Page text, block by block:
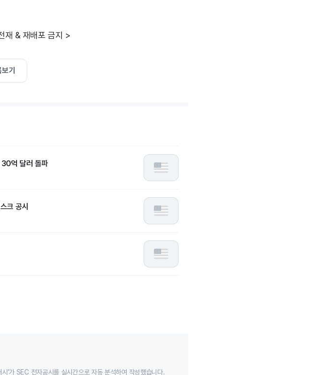
재 & 재배포 금지 >
기
억 달러 돌파
크 공시
’가 SEC 전자공시를 실시간으로 자동 분석하여 작성했습니다.